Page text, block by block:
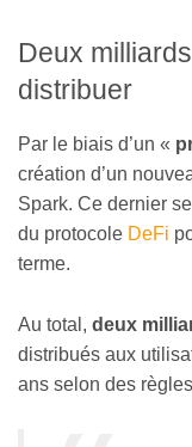
Deux
distribuer
Par le biais d’un «
création d’un
Spark. Ce dernier
du protocole DeFi
terme.
Au total, deux
distribués aux
ans selon des